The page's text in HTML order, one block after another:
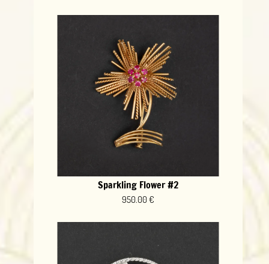
Sparkling Flower #2
950.00 €